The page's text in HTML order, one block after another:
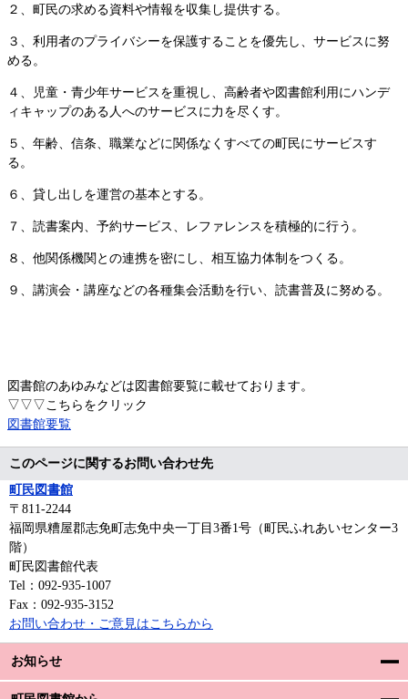
お知らせ
２、町民の求める資料や情報を収集し提供する。
３、利用者のプライバシーを保護することを優先し、サービスに努
める。
４、児童・青少年サービスを重視し、高齢者や図書館利用にハンデ
ィキャップのある人へのサービスに力を尽くす。
５、年齢、信条、職業などに関係なくすべての町民にサービスす
る。
６、貸し出しを運営の基本とする。
７、読書案内、予約サービス、レファレンスを積極的に行う。
８、他関係機関との連携を密にし、相互協力体制をつくる。
９、講演会・講座などの各種集会活動を行い、読書普及に努める。
図書館のあゆみなどは図書館要覧に載せております。
▽▽▽こちらをクリック
図書館要覧
このページに関するお問い合わせ先
町民図書館
〒811‐2244
福岡県糟屋郡志免町志免中央一丁目3番1号（町民ふれあいセンター3
階）
町民図書館代表
Tel：092-935-1007
Fax：092-935-3152
お問い合わせ・ご意見はこちらから